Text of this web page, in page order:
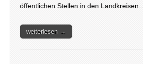
öffentlichen Stellen in den Landkreisen…
weiterlesen →